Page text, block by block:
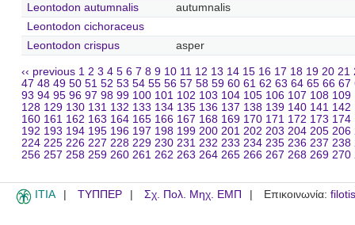
Leontodon autumnalis
autumnalis
Leontodon cichoraceus
Leontodon crispus
asper
‹‹ previous 1 2 3 4 5 6 7 8 9 10 11 12 13 14 15 16 17 18 19 20 21
47 48 49 50 51 52 53 54 55 56 57 58 59 60 61 62 63 64 65 66 67
93 94 95 96 97 98 99 100 101 102 103 104 105 106 107 108 109
128 129 130 131 132 133 134 135 136 137 138 139 140 141 142
160 161 162 163 164 165 166 167 168 169 170 171 172 173 174
192 193 194 195 196 197 198 199 200 201 202 203 204 205 206
224 225 226 227 228 229 230 231 232 233 234 235 236 237 238
256 257 258 259 260 261 262 263 264 265 266 267 268 269 270
ITIA ΤΥΠΠΕΡ Σχ. Πολ. Μηχ. ΕΜΠ Επικοινωνία: